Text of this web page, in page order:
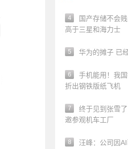
4
国产存储不会
高于三星和海力士
5 华为的摊子 已
6
手机能用！我
折出钢铁版纸飞机
7
终于见到张雪
邀参观机车工厂
8
汪峰：公司因